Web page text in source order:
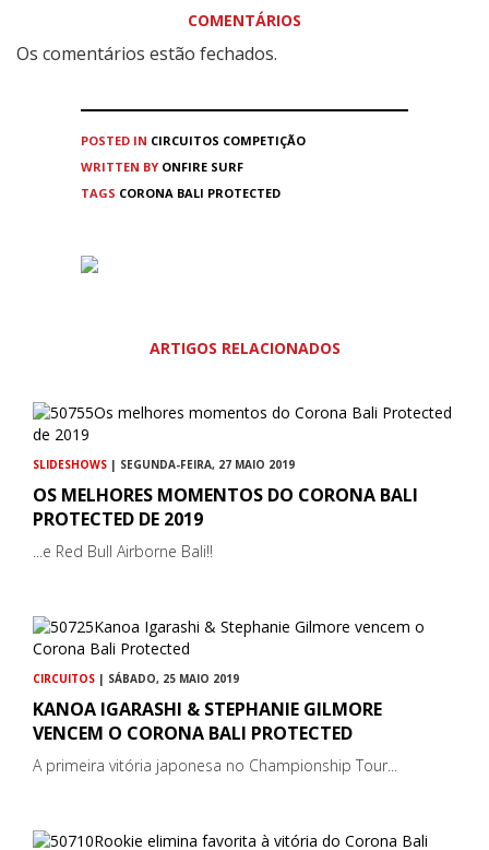
COMENTÁRIOS
Os comentários estão fechados.
POSTED IN CIRCUITOS COMPETIÇÃO
WRITTEN BY ONFIRE SURF
TAGS CORONA BALI PROTECTED
ARTIGOS RELACIONADOS
SLIDESHOWS | SEGUNDA-FEIRA, 27 MAIO 2019
OS MELHORES MOMENTOS DO CORONA BALI
PROTECTED DE 2019
...e Red Bull Airborne Bali!!
CIRCUITOS | SÁBADO, 25 MAIO 2019
KANOA IGARASHI & STEPHANIE GILMORE
VENCEM O CORONA BALI PROTECTED
A primeira vitória japonesa no Championship Tour...